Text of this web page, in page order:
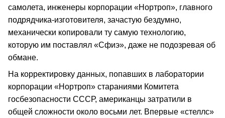
самолета, инженеры корпорации «Нортроп», главного
подрядчика-изготовителя, зачастую бездумно,
механически копировали ту самую технологию,
которую им поставлял «Сфиэ», даже не подозревая об
обмане.
На корректировку данных, попавших в лаборатории
корпорации «Нортроп» стараниями Комитета
госбезопасности СССР, американцы затратили в
общей сложности около восьми лет. Впервые «стеллс»